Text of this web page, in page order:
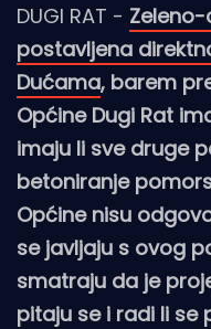
DUGI RAT -
postavljena
Dućama, barem
Općine Dugi Rat
imaju li sve druge
betoniranje
Općine nisu
se javljaju s ovog
smatraju da je
pitaju se i radi li se